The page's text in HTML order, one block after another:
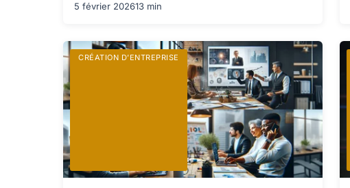
5 février 202613 min
CRÉATION D’ENTREPRISE